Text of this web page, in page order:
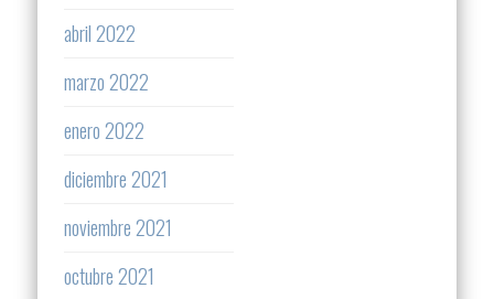
abril 2022
marzo 2022
enero 2022
diciembre 2021
noviembre 2021
octubre 2021